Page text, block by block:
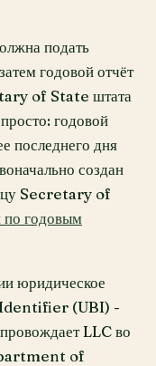
подать
годовой отчёт
of State штата
годовой
последнего дня
создан
Secretary of
по годовым
юридическое
Identifier (UBI) -
LLC во
of